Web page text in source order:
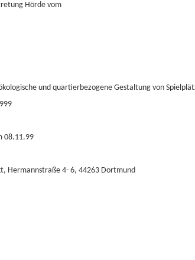
Hörde vom
und quartierbezogene Gestaltung von
08.11.99
Hermannstraße 4- 6, 44263 Dortmund